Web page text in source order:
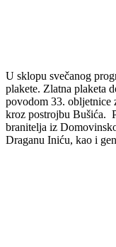
U sklopu svečanog
plakete. Zlatna plaketa
povodom 33. obljetnice
kroz postrojbu Bušića.
branitelja iz
Draganu Iniću, kao i